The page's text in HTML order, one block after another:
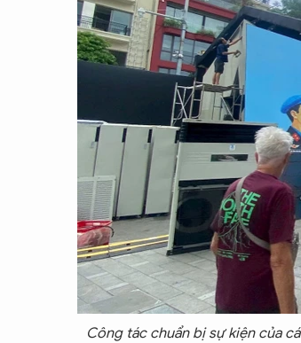
Công tác chuẩn bị sự kiện của